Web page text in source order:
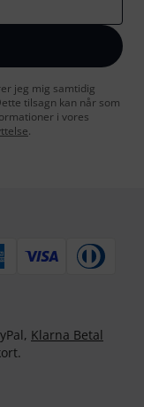
jeg mig samtidig
tilsagn kan når som
i vores
.
Klarna Betal